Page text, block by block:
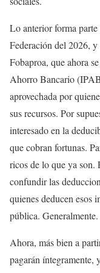
Lo anterior forma
Federación del 2026,
Fobaproa, que ahora
Ahorro Bancario
aprovechada por
sus recursos. Por
interesado en la
que cobran fortunas.
ricos de lo que ya son.
confundir las
quienes deducen esos
pública. Generalmente.
Ahora, más bien a
pagarán íntegramente,